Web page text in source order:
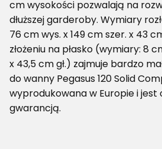
cm wysokości pozwalają na
dłuższej garderoby. Wymiary
76 cm wys. x 149 cm szer. x 43
złożeniu na płasko (wymiary: 8
x 43,5 cm gł.) zajmuje bardzo
do wanny Pegasus 120 Solid
wyprodukowana w Europie i
gwarancją.